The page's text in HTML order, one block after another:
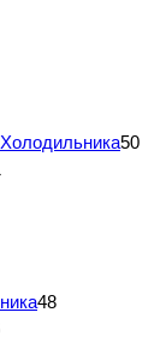
50
48